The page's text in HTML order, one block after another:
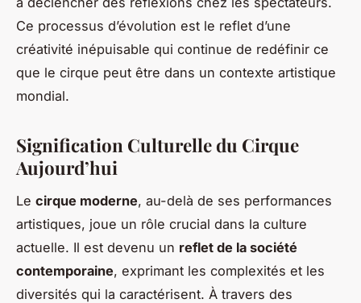
Ce processus d’évolution est le reflet d’une
créativité inépuisable qui continue de redéfinir ce
que le cirque peut être dans un contexte artistique
mondial.
Signification Culturelle du Cirque
Aujourd’hui
Le cirque moderne, au-delà de ses performances
artistiques, joue un rôle crucial dans la culture
actuelle. Il est devenu un reflet de la société
contemporaine, exprimant les complexités et les
diversités qui la caractérisent. À travers des